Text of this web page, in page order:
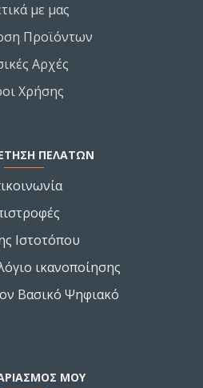
με μας
Προϊόντων
Αρχές
Χρήσης
ΠΕΛΑΤΩΝ
Ιστοτόπου
ικανοποίησης
Βασικό Ψηφιακό
ΜΟΥ